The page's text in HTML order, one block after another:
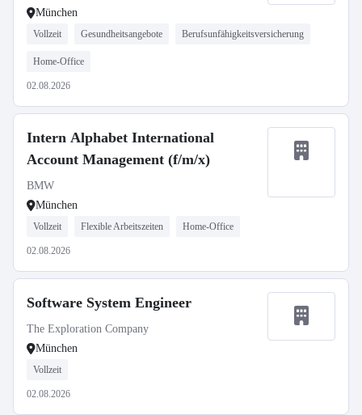
München
Vollzeit Gesundheitsangebote Berufsunfähigkeitsversicherung
Home-Office
02.08.2026
Intern Alphabet International
Account Management (f/m/x)
BMW
München
Vollzeit Flexible Arbeitszeiten Home-Office
02.08.2026
Software System Engineer
The Exploration Company
München
Vollzeit
02.08.2026